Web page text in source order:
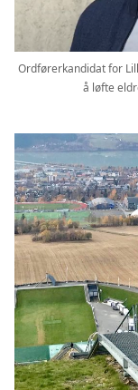
Ordførerkandidat for
å løfte